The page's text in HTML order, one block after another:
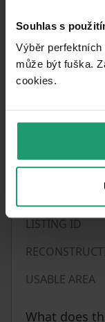
Souhlas s
Výběr perfektních
může být fuška.
cookies.​
LOCATION
LAYOUT
LISTING ID
USABLE AREA
What does